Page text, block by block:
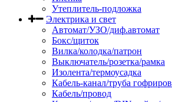
Утеплитель-подложка
Электрика и свет
Автомат/УЗО/диф.автомат
Бокс/щиток
Вилка/колодка/патрон
Выключатель/розетка/рамка
Изолента/термоусадка
Кабель-канал/труба
Кабель/провод